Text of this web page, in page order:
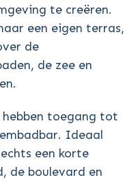
te creëren.
een eigen terras,
de
de zee en
hebben toegang tot
Ideaal
een korte
de boulevard en